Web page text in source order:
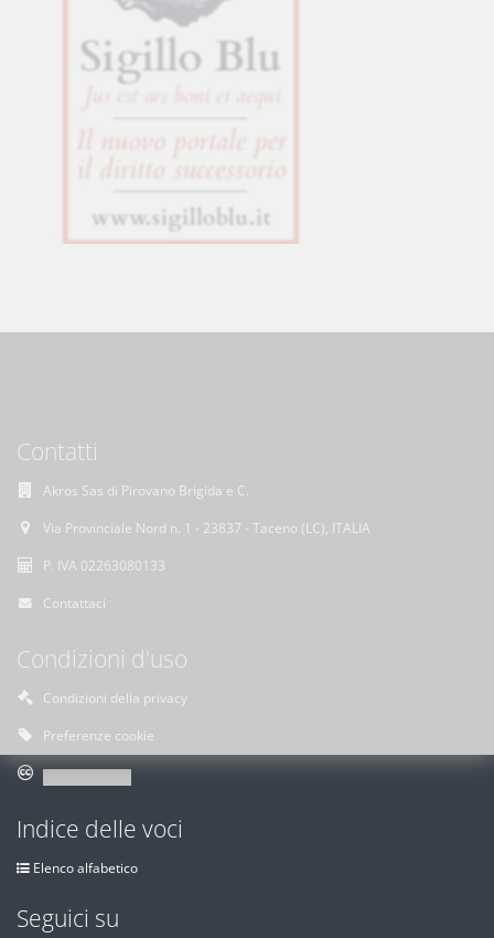
Contatti
Akros Sas di Pirovano Brigida e C.
Via Provinciale Nord n. 1 - 23837 - Taceno (LC), ITALIA
P. IVA 02263080133
Contattaci
Condizioni d'uso
Condizioni della privacy
Preferenze cookie
Indice delle voci
Elenco alfabetico
Seguici su